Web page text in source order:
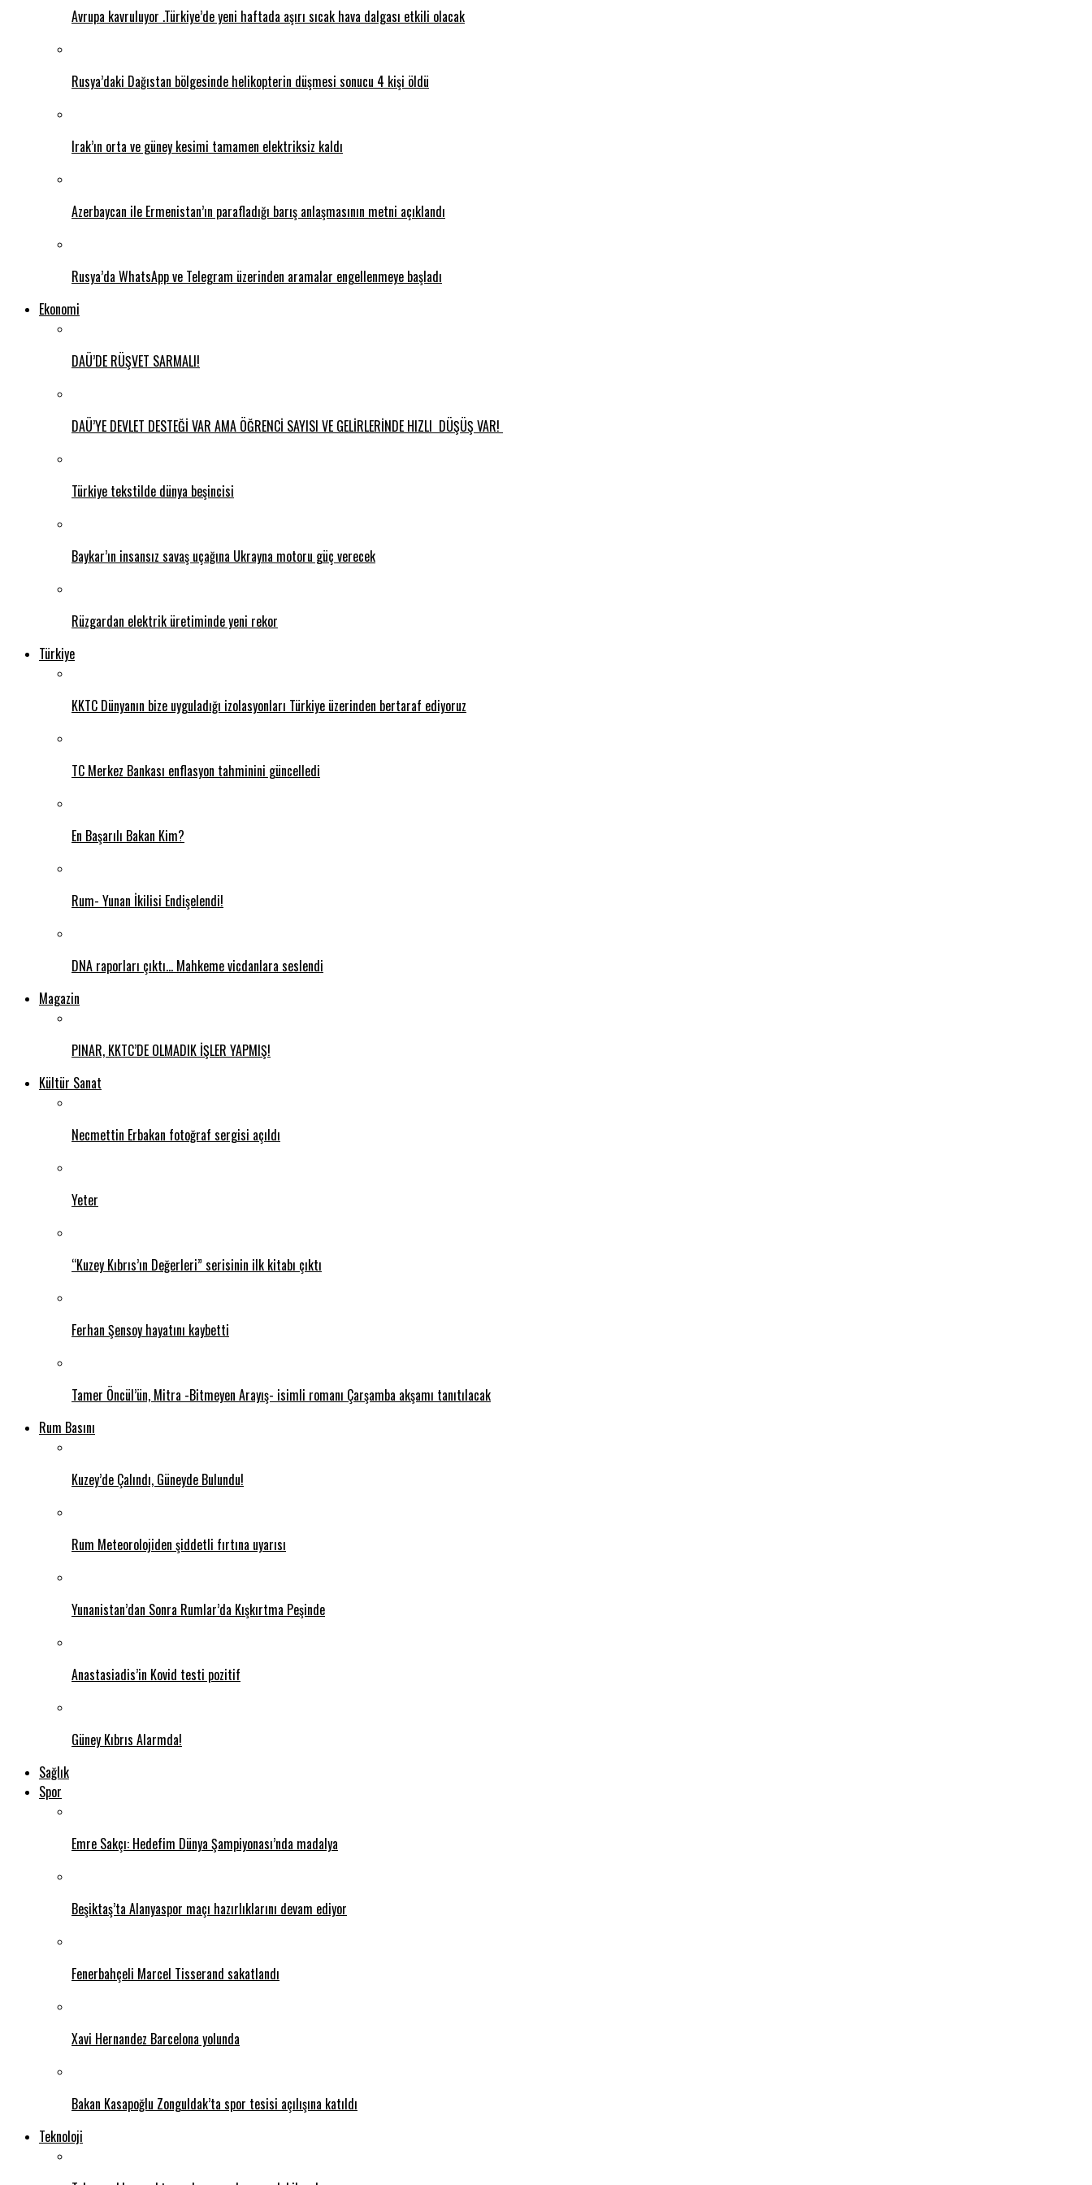
Avrupa kavruluyor .Türkiye’de yeni haftada aşırı sıcak hava dalgası etkili olacak
Rusya’daki Dağıstan bölgesinde helikopterin düşmesi sonucu 4 kişi öldü
Irak’ın orta ve güney kesimi tamamen elektriksiz kaldı
Azerbaycan ile Ermenistan’ın parafladığı barış anlaşmasının metni açıklandı
Rusya’da WhatsApp ve Telegram üzerinden aramalar engellenmeye başladı
Ekonomi
DAÜ’DE RÜŞVET SARMALI!
DAÜ’YE DEVLET DESTEĞİ VAR AMA ÖĞRENCİ SAYISI VE GELİRLERİNDE HIZLI DÜŞÜŞ VAR!
Türkiye tekstilde dünya beşincisi
Baykar’ın insansız savaş uçağına Ukrayna motoru güç verecek
Rüzgardan elektrik üretiminde yeni rekor
Türkiye
KKTC Dünyanın bize uyguladığı izolasyonları Türkiye üzerinden bertaraf ediyoruz
TC Merkez Bankası enflasyon tahminini güncelledi
En Başarılı Bakan Kim?
Rum- Yunan İkilisi Endişelendi!
DNA raporları çıktı… Mahkeme vicdanlara seslendi
Magazin
PINAR, KKTC’DE OLMADIK İŞLER YAPMIŞ!
Kültür Sanat
Necmettin Erbakan fotoğraf sergisi açıldı
Yeter
“Kuzey Kıbrıs’ın Değerleri” serisinin ilk kitabı çıktı
Ferhan Şensoy hayatını kaybetti
Tamer Öncül’ün, Mitra -Bitmeyen Arayış- isimli romanı Çarşamba akşamı tanıtılacak
Rum Basını
Kuzey’de Çalındı, Güneyde Bulundu!
Rum Meteorolojiden şiddetli fırtına uyarısı
Yunanistan’dan Sonra Rumlar’da Kışkırtma Peşinde
Anastasiadis’in Kovid testi pozitif
Güney Kıbrıs Alarmda!
Sağlık
Spor
Emre Sakçı: Hedefim Dünya Şampiyonası’nda madalya
Beşiktaş’ta Alanyaspor maçı hazırlıklarını devam ediyor
Fenerbahçeli Marcel Tisserand sakatlandı
Xavi Hernandez Barcelona yolunda
Bakan Kasapoğlu Zonguldak’ta spor tesisi açılışına katıldı
Teknoloji